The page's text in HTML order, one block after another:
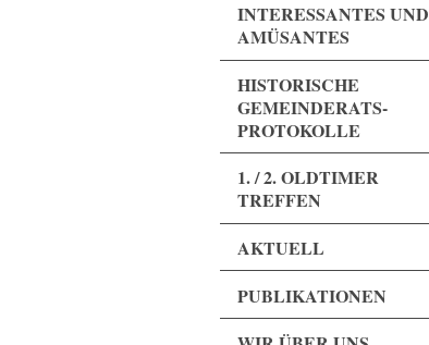
INTERESSANTES UND
AMÜSANTES
HISTORISCHE
GEMEINDERATS-
PROTOKOLLE
1. / 2. OLDTIMER
TREFFEN
AKTUELL
PUBLIKATIONEN